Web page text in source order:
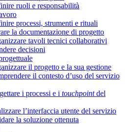
ruoli e responsabilità
processi, strumenti e rituali
la documentazione di progetto
tavoli tecnici collaborativi
decisioni
il progetto e la sua gestione
il contesto d’uso del servizio
i processi e i touchpointdel
l’interfaccia utente del servizio
la soluzione ottenuta